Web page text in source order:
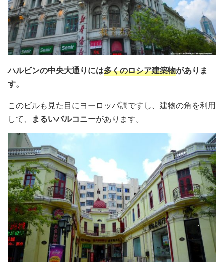
ハルビンの中央大通りには多くのロシア建築物がありま
す。
このビルも見た目にヨーロッパ調ですし、建物の角を利用
して、
まるいバルコニーがあります。